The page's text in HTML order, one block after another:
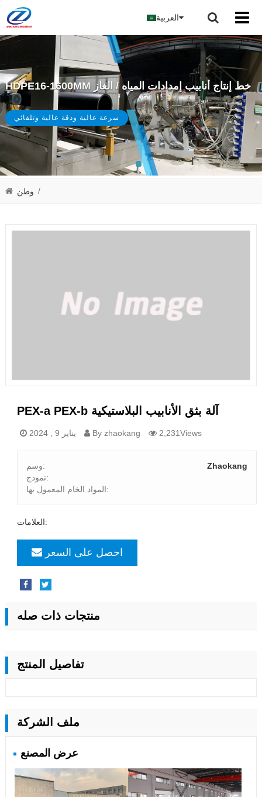
العربية
HDPE16-1600MM خط إنتاج أنابيب إمدادات المياه / الغاز
سرعة عالية ودقة عالية وتلقائي
وطن /
PEX-a PEX-b آلة بثق الأنابيب البلاستيكية
يناير 9 , 2024 By zhaokang 2,231Views
وسم:
Zhaokang
نموذج:
المواد الخام المعمول بها:
العلامات:
احصل على السعر
منتجات ذات صله
تفاصيل المنتج
ملف الشركة
عرض المصنع